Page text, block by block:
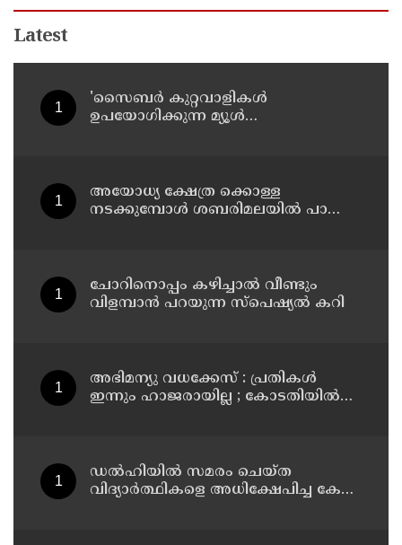
Latest
'സൈബര്‍ കുറ്റവാളികള്‍
ഉപയോഗിക്കുന്ന മ്യൂള്‍
അയോധ്യ ക്ഷേത്ര ക്കൊള്ള
നടക്കുമ്പോൾ ശബരിമലയിൽ പാട്ടും
ചോറിനൊപ്പം കഴിച്ചാൽ വീണ്ടും
വിളമ്പാൻ പറയുന്ന സ്പെഷ്യൽ കറി
അഭിമന്യു വധക്കേസ് : പ്രതികൾ
ഇന്നും ഹാജരായില്ല ; കോടതിയിൽ
ഡൽഹിയിൽ സമരം ചെയ്ത
വിദ്യാർത്ഥികളെ അധിക്ഷേപിച്ച കേസ്